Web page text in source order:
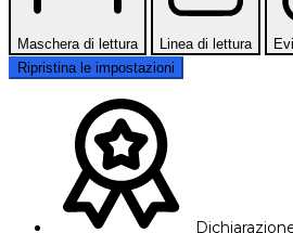
Maschera di lettura Linea di lettura
Ripristina le impostazioni